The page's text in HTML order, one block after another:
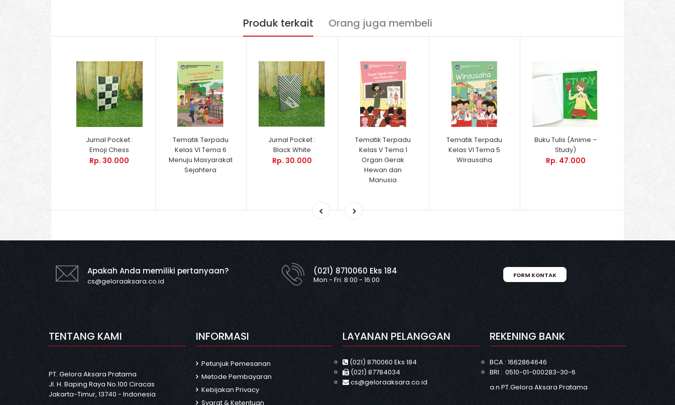
Produk terkait Orang juga membeli
Jurnal Pocket :
Emoji Chess
Rp. 30.000
Tematik Terpadu
Kelas VI Tema 6
Menuju Masyarakat
Sejahtera
Jurnal Pocket :
Black White
Rp. 30.000
Tematik Terpadu
Kelas V Tema 1
Organ Gerak
Hewan dan
Manusia
Tematik Terpadu
Kelas VI Tema 5
Wirausaha
Buku Tulis (Anime –
Study)
Rp. 47.000
Apakah Anda memiliki pertanyaan?
cs@geloraaksara.co.id
(021) 8710060 Eks 184
Mon - Fri: 8:00 - 16:00 FORM KONTAK
TENTANG KAMI
PT. Gelora Aksara Pratama
Jl. H. Baping Raya No.100 Ciracas
Jakarta-Timur, 13740 - Indonesia
INFORMASI
Petunjuk Pemesanan
Metode Pembayaran
Kebijakan Privacy
Syarat & Ketentuan
LAYANAN PELANGGAN
(021) 8710060 Eks 184
(021) 87784034
cs@geloraaksara.co.id
REKENING BANK
BCA : 1662864646
BRI : 0510-01-000283-30-6
a.n PT.Gelora Aksara Pratama